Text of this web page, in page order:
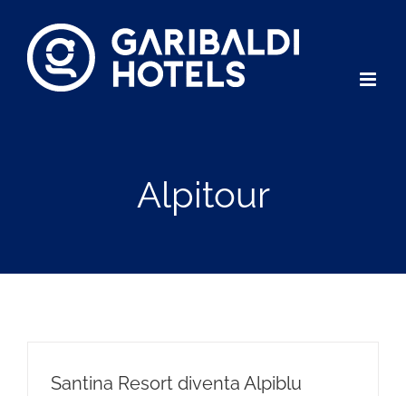
contenuto
Alpitour
Santina Resort diventa Alpiblu